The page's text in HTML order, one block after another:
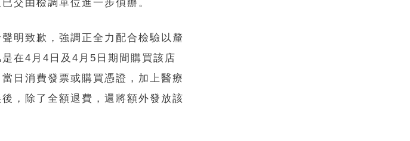
交由檢調單位進一步偵辦。
明致歉，強調正全力配合檢驗以釐
在4月4日及4月5日期間購買該店
日消費發票或購買憑證，加上醫療
，除了全額退費，還將額外發放該